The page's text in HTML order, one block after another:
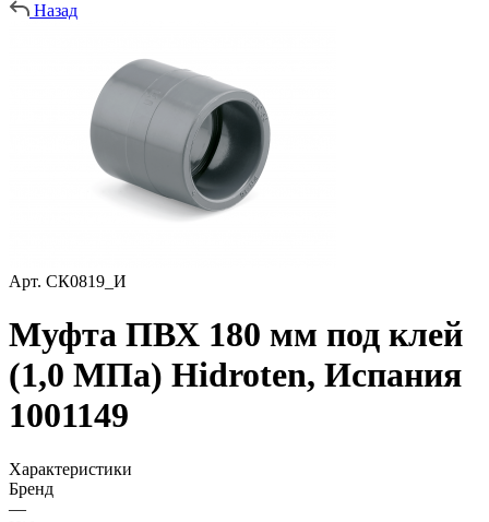
Назад
Арт. СК0819_И
Муфта ПВХ 180 мм под клей
(1,0 МПа) Hidroten, Испания
1001149
Характеристики
Бренд
—